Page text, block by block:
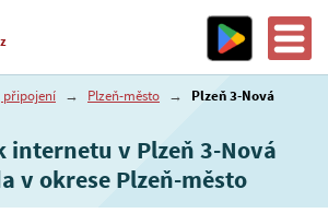
připojení → Plzeň-město →
Plzeň 3-Nová
internetu v Plzeň 3-Nová
v okrese Plzeň-město